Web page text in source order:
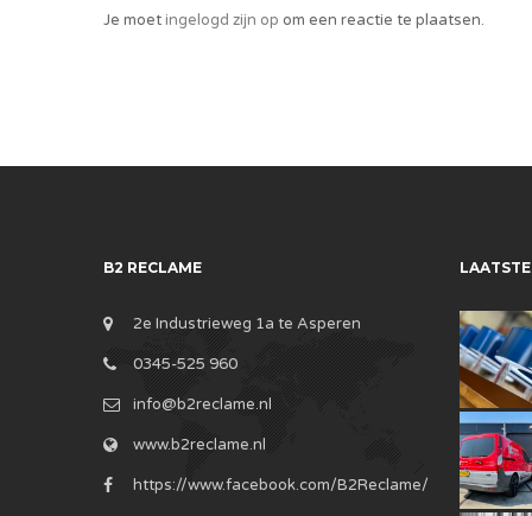
Je moetingelogd zijn op om een reactie te plaatsen.
B2 RECLAME
2e Industrieweg 1a te Asperen
0345-525 960
info@b2reclame.nl
www.b2reclame.nl
https://www.facebook.com/B2Reclame/